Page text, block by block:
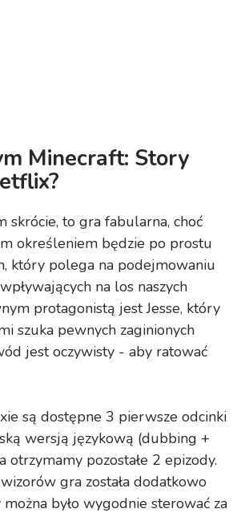
Minecraft: Story
skrócie, to gra fabularna, choć
określeniem będzie po prostu
który polega na podejmowaniu
na los naszych
protagonistą jest Jesse, który
szuka pewnych zaginionych
jest oczywisty - aby ratować
są dostępne 3 pierwsze odcinki
wersją językową (dubbing +
otrzymamy pozostałe 2 epizody.
gra została dodatkowo
można było wygodnie sterować za